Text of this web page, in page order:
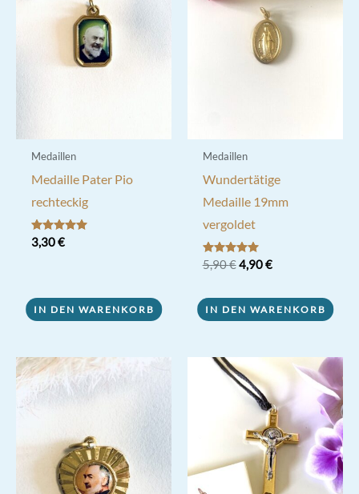
Medaillen
Medaille Pater Pio
rechteckig
Bewertet mit
5.00
3,30€
IN DEN WARENKORB
Medaillen
Wundertätige
Medaille 19mm
vergoldet
Bewertet mit
5.00
5,90€ Ursprünglicher
5,90 €
4,90€Aktueller
4,90 €.
IN DEN WARENKORB